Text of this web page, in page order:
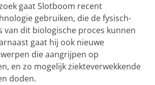
gaat Slotboom recent
gebruiken, die de fysisch-
van dit biologische proces kunnen
gaat hij ook nieuwe
die aangrijpen op
en zo mogelijk ziekteverwekkende
doden.